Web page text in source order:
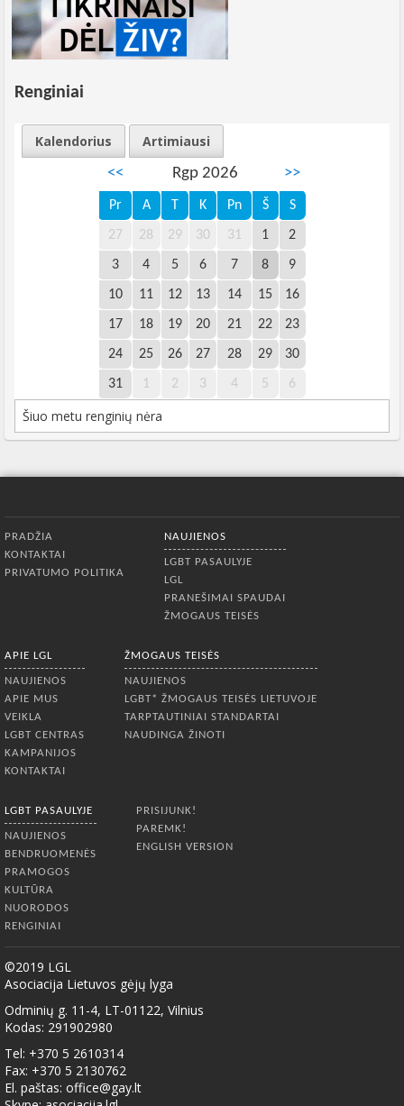
Renginiai
Kalendorius
Artimiausi
<<
Rgp 2026 >>
Pr A T K Pn Š S
27 28 29 30 31 1 2
3 4 5 6 7 8 9
10 11 12 13 14 15 16
17 18 19 20 21 22 23
24 25 26 27 28 29 30
31 1 2 3 4 5 6
Šiuo metu renginių nėra
PRADŽIA
KONTAKTAI
PRIVATUMO POLITIKA
NAUJIENOS
LGBT PASAULYJE
LGL
PRANEŠIMAI SPAUDAI
ŽMOGAUS TEISĖS
APIE LGL
NAUJIENOS
APIE MUS
VEIKLA
LGBT CENTRAS
KAMPANIJOS
KONTAKTAI
ŽMOGAUS TEISĖS
NAUJIENOS
LGBT* ŽMOGAUS TEISĖS LIETUVOJE
TARPTAUTINIAI STANDARTAI
NAUDINGA ŽINOTI
LGBT PASAULYJE
NAUJIENOS
BENDRUOMENĖS
PRAMOGOS
KULTŪRA
NUORODOS
RENGINIAI
PRISIJUNK!
PAREMK!
ENGLISH VERSION
©2019 LGL
Asociacija Lietuvos gėjų lyga
Odminių g. 11-4, LT-01122, Vilnius
Kodas: 291902980
Tel: +370 5 2610314
Fax: +370 5 2130762
El. paštas: office@gay.lt